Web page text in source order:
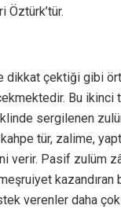
Öztürk’tür.
dikkat çektiği gibi
Bu ikinci
sergilenen
tür, zalime,
verir. Pasif zulüm
kazandıran
verenler daha